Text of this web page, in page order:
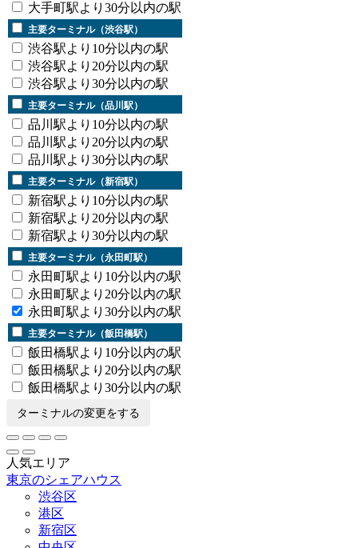
大手町駅より30分以内の駅
主要ターミナル（渋谷駅）
渋谷駅より10分以内の駅
渋谷駅より20分以内の駅
渋谷駅より30分以内の駅
主要ターミナル（品川駅）
品川駅より10分以内の駅
品川駅より20分以内の駅
品川駅より30分以内の駅
主要ターミナル（新宿駅）
新宿駅より10分以内の駅
新宿駅より20分以内の駅
新宿駅より30分以内の駅
主要ターミナル（永田町駅）
永田町駅より10分以内の駅
永田町駅より20分以内の駅
永田町駅より30分以内の駅
主要ターミナル（飯田橋駅）
飯田橋駅より10分以内の駅
飯田橋駅より20分以内の駅
飯田橋駅より30分以内の駅
ターミナルの変更をする
人気エリア
東京のシェアハウス
渋谷区
港区
新宿区